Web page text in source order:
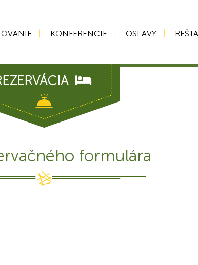
KONFERENCIE OSLAVY
formulára